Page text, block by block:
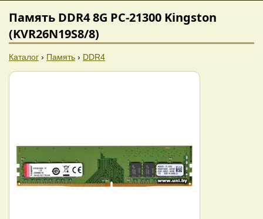
Память DDR4 8G PC-21300 Kingston
(KVR26N19S8/8)
Каталог › Память › DDR4